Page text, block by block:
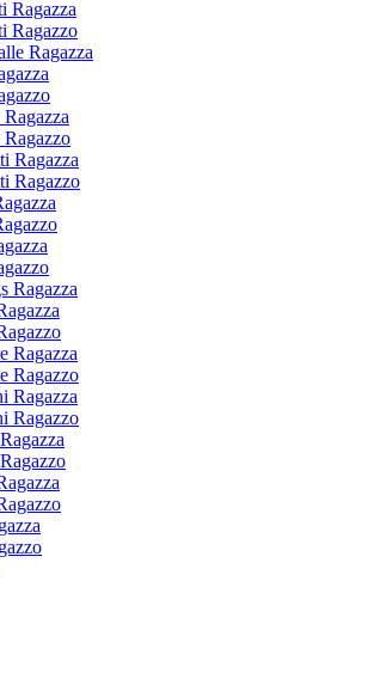
Ragazza
Ragazzo
Ragazza
Ragazza
Ragazzo
Ragazza
Ragazza
Ragazzo
Ragazza
Ragazzo